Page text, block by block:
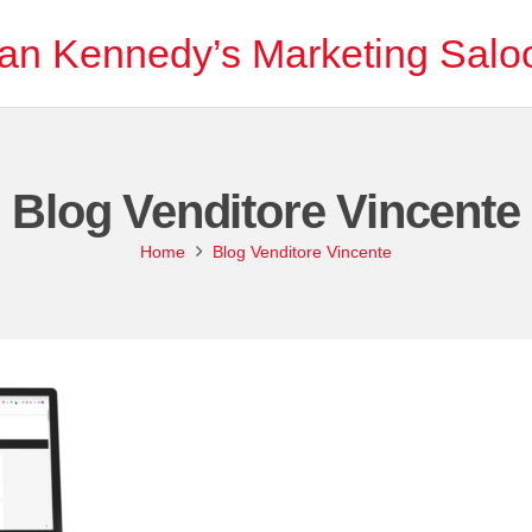
Kennedy’s Marketing
Blog Venditore Vincente
Home Blog Venditore Vincente